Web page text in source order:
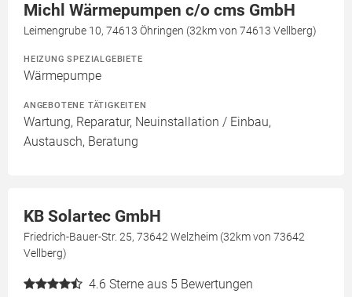
Michl Wärmepumpen c/o cms GmbH
Leimengrube 10, 74613 Öhringen (32km von 74613 Vellberg)
HEIZUNG SPEZIALGEBIETE
Wärmepumpe
ANGEBOTENE TÄTIGKEITEN
Wartung, Reparatur, Neuinstallation / Einbau,
Austausch, Beratung
KB Solartec GmbH
Friedrich-Bauer-Str. 25, 73642 Welzheim (32km von 73642
Vellberg)
4.6 Sterne aus 5 Bewertungen